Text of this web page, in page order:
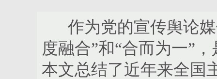
作为党的宣传舆论媒
度融合”和“合而为一”
本文总结了近年来全国